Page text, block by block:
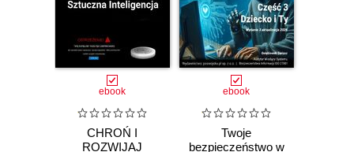
ebook
CHROŃ I
ROZWIJAJ
ebook
Twoje
bezpieczeństwo w